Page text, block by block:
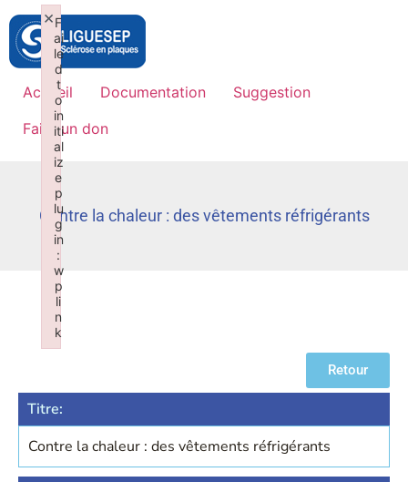
Accueil Documentation
Suggestion
Faire un don
Contre la chaleur : des vêtements réfrigérants
Retour
Titre:
Contre la chaleur : des vêtements réfrigérants
F
ai
le
d
t
o
in
iti
al
iz
e
p
lu
g
in
:
w
p
li
n
k
×
Failed to initialize plugin: wplink